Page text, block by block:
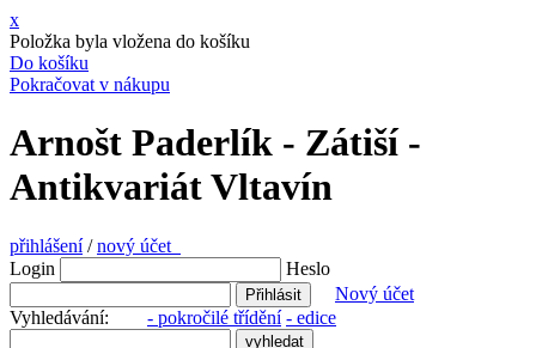
x
Položka byla vložena do košíku
Do košíku
Pokračovat v nákupu
Arnošt Paderlík - Zátiší -
Antikvariát Vltavín
přihlášení/nový účet
Login
Heslo
Nový účet
Vyhledávání: - pokročilé třídění - edice